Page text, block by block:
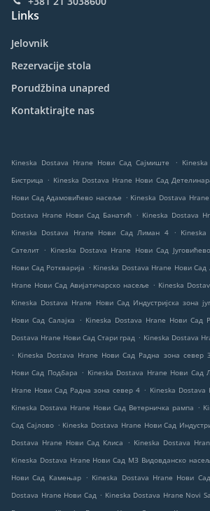
Links
Jelovnik
Rezervacije stola
Porudžbina unapred
Kontaktirajte nas
Kineska Dostava Hrane Нови Сад Сајмиште .
Бистрица . Kineska Dostava Hrane Нови Сад
Нови Сад Адамовићево насеље . Kineska Dostava
Dostava Hrane Нови Сад Банатић . Kineska Dostava
Kineska Dostava Hrane Нови Сад Лиман 4
.
Сателит . Kineska Dostava Hrane Нови Сад Југовићево
Нови Сад Роткварија . Kineska Dostava Hrane Нови Сад
Hrane Нови Сад Авијатичарско насеље . Kineska
Kineska Dostava Hrane Нови Сад Индустријска зона југ
Нови Сад Салајка
. Kineska Dostava Hrane Нови Сад
Dostava Hrane Нови Сад Стари град . Kineska Dostava
. Kineska Dostava Hrane Нови Сад Радна зона север 3
Нови Сад Подбара . Kineska Dostava Hrane Нови Сад
Hrane Нови Сад Радна зона север 4 . Kineska
Kineska Dostava Hrane Нови Сад Ветерничка рампа .
Сад Сајлово . Kineska Dostava Hrane Нови Сад
Dostava Hrane Нови Сад Клиса
. Kineska Dostava
Kineska Dostava Hrane Нови Сад МЗ Видовданско
Нови Сад Камењар . Kineska Dostava Hrane Нови
Dostava Hrane Нови Сад . Kineska Dostava Hrane Novi